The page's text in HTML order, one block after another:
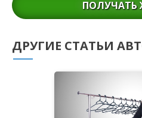
ПОЛУЧАТЬ
ДРУГИЕ СТАТЬИ